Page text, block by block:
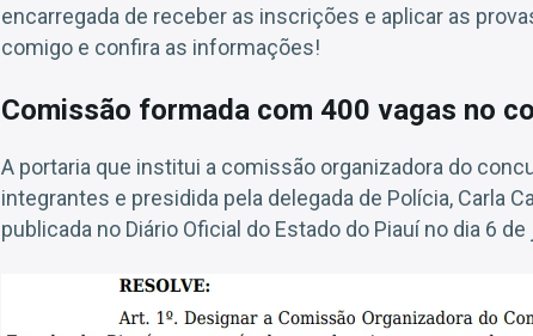
encarregada de receber as inscrições e aplicar as
comigo e confira as informações!
Comissão formada com 400 vagas no
A portaria que institui a comissão organizadora do
integrantes e presidida pela delegada de Polícia, Carla
publicada no Diário Oficial do Estado do Piauí no dia 6